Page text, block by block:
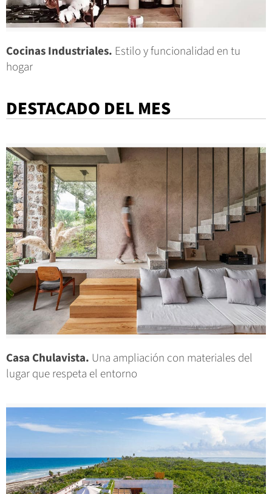
Cocinas Industriales. Estilo y funcionalidad en tu
hogar
DESTACADO DEL MES
Casa Chulavista. Una ampliación con materiales del
lugar que respeta el entorno